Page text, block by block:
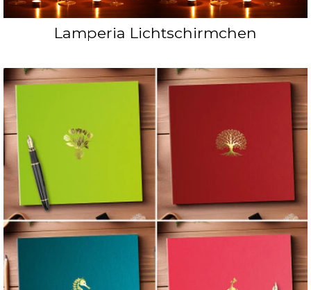
Lamperia Lichtschirmchen